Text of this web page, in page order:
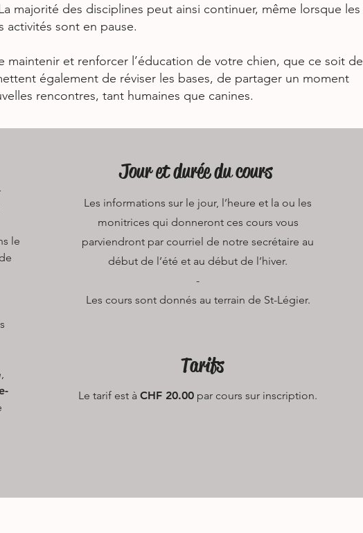
majorité des disciplines peut ainsi continuer, même lorsque les
activités sont en pause.
maintenir et renforcer l’éducation de votre chien, que ce soit de
également de réviser les bases, de partager un moment
rencontres, tant humaines que canines.
le
Jour et durée du cours
Les informations sur le jour, l’heure et la ou les
monitrices qui donneront ces cours vous
parviendront par courriel de notre secrétaire au
début de l’été et au début de l’hiver.
​-
Les cours sont donnés au terrain de St-Légier.
Tarifs
Le tarif est à CHF 20.00 par cours sur inscription.